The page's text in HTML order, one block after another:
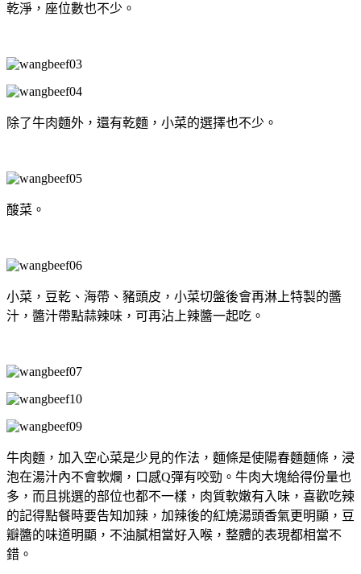
乾淨，座位數也不少。
除了牛肉麵外，還有乾麵，小菜的選擇也不少。
酸菜。
小菜，豆乾、海帶、豬頭皮，小菜切盤後會再淋上特製的醬
汁，醬汁帶點蒜辣味，可再沾上辣醬一起吃。
牛肉麵，加入空心菜是少見的作法，麵條是使陽春麵麵條，浸
泡在湯汁內不會軟爛，口感Q彈有咬勁。牛肉大塊給得份量也
多，而且挑選的部位也都不一樣，肉質軟嫩有入味，喜歡吃辣
的記得點餐時要告知加辣，加辣後的紅燒湯頭香氣更明顯，豆
瓣醬的味道明顯，不油膩相當好入喉，整體的表現都相當不
錯。